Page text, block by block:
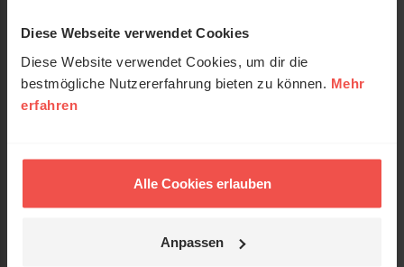
Diese Webseite verwendet Cookies
Diese Website verwendet Cookies, um dir die
bestmögliche Nutzererfahrung bieten zu können. Mehr
erfahren
Alle Cookies erlauben
Anpassen
Gewicht: 310 g
Erscheinungsdatum: 28. August 2023
12,5 x 20,5 cm